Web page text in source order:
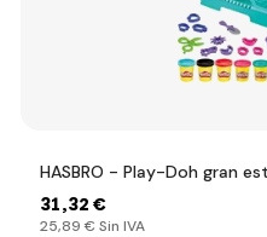
HASBRO - Play-Doh gran
31,32 €
25,89 € Sin IVA